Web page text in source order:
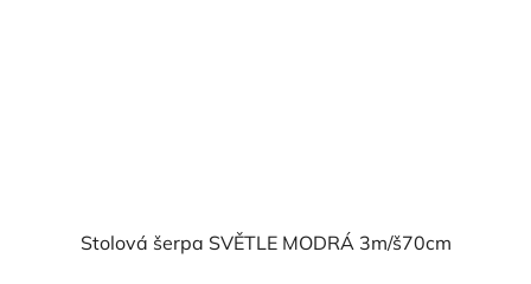
Stolová šerpa SVĚTLE MODRÁ 3m/š70cm